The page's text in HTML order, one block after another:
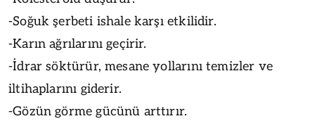
-Soğuk şerbeti ishale karşı etkilidir.
-Karın ağrılarını geçirir.
-İdrar söktürür, mesane yollarını temizler ve
iltihaplarını giderir.
-Gözün görme gücünü arttırır.